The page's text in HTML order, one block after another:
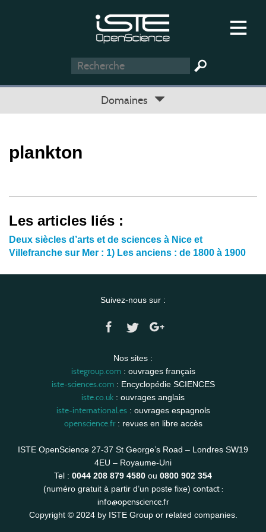
Domaines
plankton
Les articles liés :
Deux siècles d’arts et de sciences à Nice et
Villefranche sur Mer : 1) Les anciens : de 1800 à 1900
Suivez-nous sur :
Nos sites :
istegroup.com: ouvrages français
iste-sciences.com: Encyclopédie SCIENCES
iste.co.uk : ouvrages anglais
iste-international.es: ouvrages espagnols
openscience.fr: revues en libre accès
ISTE OpenScience 27-37 St George’s Road – Londres SW19
4EU – Royaume-Uni
Tel : 0044 208 879 4580 ou 0800 902 354
(numéro gratuit à partir d’un poste fixe) contact :
info@openscience.fr
Copyright © 2024 by ISTE Group or related companies.